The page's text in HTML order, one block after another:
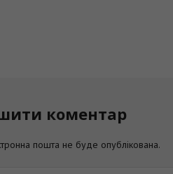
пошта не буде опублікована.